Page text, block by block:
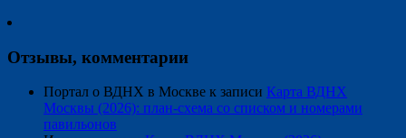
Отзывы, комментарии
Портал о ВДНХ в Москве к записи Карта ВДНХ
Москвы (2026): план-схема со списком и номерами
павильонов